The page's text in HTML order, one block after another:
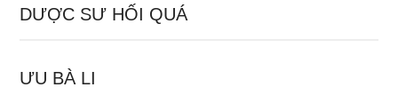
DƯỢC SƯ HỐI QUÁ
ƯU BÀ LI